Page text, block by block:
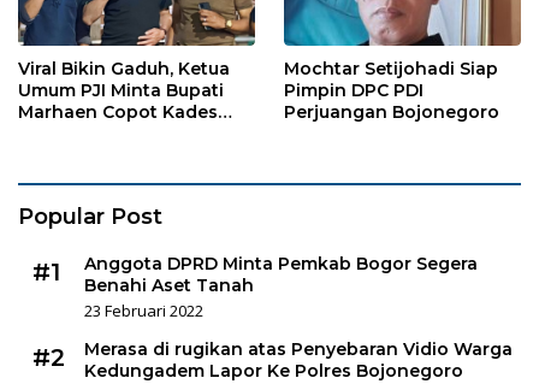
Viral Bikin Gaduh, Ketua
Umum PJI Minta Bupati
Marhaen Copot Kades
Mochtar Setijohadi Siap
Pimpin DPC PDI
Perjuangan Bojonegoro
Popular Post
#1
Anggota DPRD Minta Pemkab Bogor Segera
Benahi Aset Tanah
23 Februari 2022
#2
Merasa di rugikan atas Penyebaran Vidio Warga
Kedungadem Lapor Ke Polres Bojonegoro